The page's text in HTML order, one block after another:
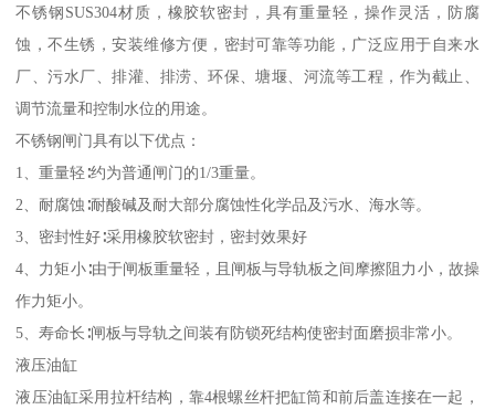
不锈钢SUS304材质，橡胶软密封，具有重量轻，操作灵活，防腐
蚀，不生锈，安装维修方便，密封可靠等功能，广泛应用于自来水
厂、污水厂、排灌、排涝、环保、塘堰、河流等工程，作为截止、
调节流量和控制水位的用途。
不锈钢闸门具有以下优点：
1、重量轻∶约为普通闸门的1/3重量。
2、耐腐蚀∶耐酸碱及耐大部分腐蚀性化学品及污水、海水等。
3、密封性好∶采用橡胶软密封，密封效果好
4、力矩小∶由于闸板重量轻，且闸板与导轨板之间摩擦阻力小，故操
作力矩小。
5、寿命长∶闸板与导轨之间装有防锁死结构使密封面磨损非常小。
液压油缸
液压油缸采用拉杆结构，靠4根螺丝杆把缸筒和前后盖连接在一起，